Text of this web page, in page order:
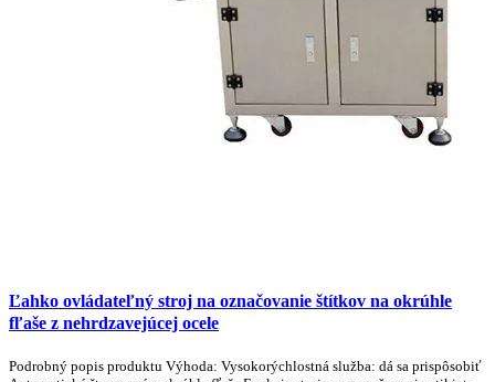
Ľahko ovládateľný stroj na označovanie štítkov na okrúhle
fľaše z nehrdzavejúcej ocele
Podrobný popis produktu Výhoda: Vysokorýchlostná služba: dá sa prispôsobiť